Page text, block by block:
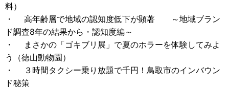
料）
・ 高年齢層で地域の認知度低下が顕著 ～地域ブラン
ド調査8年の結果から・認知度編～
・ まさかの「ゴキブリ展」で夏のホラーを体験してみよ
う（徳山動物園）
・ ３時間タクシー乗り放題で千円！鳥取市のインバウン
ド秘策